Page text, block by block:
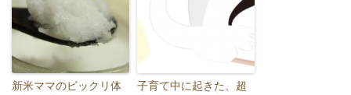
新米ママのビックリ体
子育て中に起きた、超